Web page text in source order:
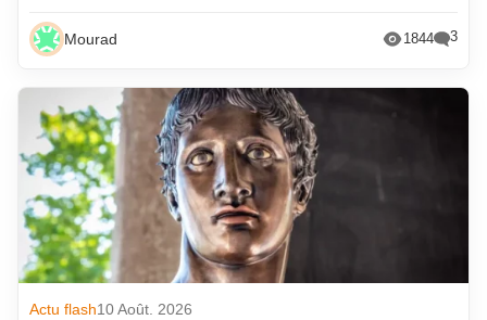
Mourad 1844 3
Actu flash10 Août. 2026